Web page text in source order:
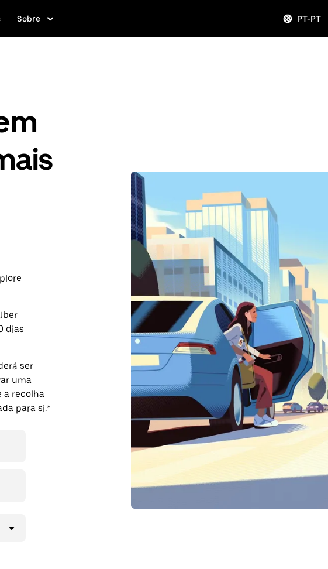
Sobre PT-PT
dias
ser
uma
a recolha
para si.*